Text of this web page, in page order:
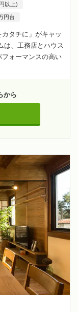
以上)
円台
タチに」がキャッ
は、工務店とハウス
ォーマンスの高い
から